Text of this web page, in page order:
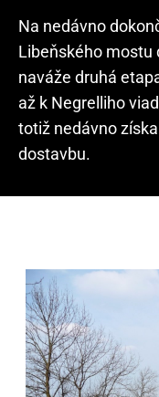
Na nedávno
Libeňského mostu
naváže druhá
až k Negrelliho
totiž nedávno
dostavbu.